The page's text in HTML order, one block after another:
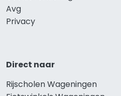
Avg
Privacy
Direct naar
Rijscholen Wageningen